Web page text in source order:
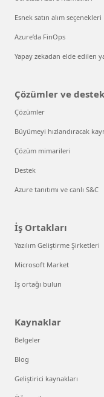
Esnek satın alım seçenekleri
Azure’da FinOps
Yapay zekadan elde edilen
Çözümler ve destek
Çözümler
Büyümeyi hızlandıracak
Çözüm mimarileri
Destek
Azure tanıtımı ve canlı S&C
İş Ortakları
Yazılım Geliştirme Şirketleri
Microsoft Market
İş ortağı bulun
Kaynaklar
Belgeler
Blog
Geliştirici kaynakları